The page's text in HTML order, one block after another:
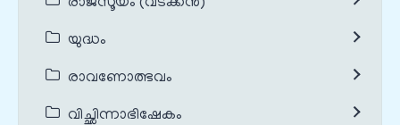
രാജസൂയം (വടക്കൻ)
യുദ്ധം
രാവണോത്ഭവം
വിച്ഛിന്നാഭിഷേകം